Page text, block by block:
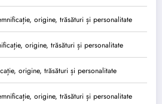
origine, trăsături și personalitate
origine, trăsături și personalitate
origine, trăsături și personalitate
origine, trăsături și personalitate